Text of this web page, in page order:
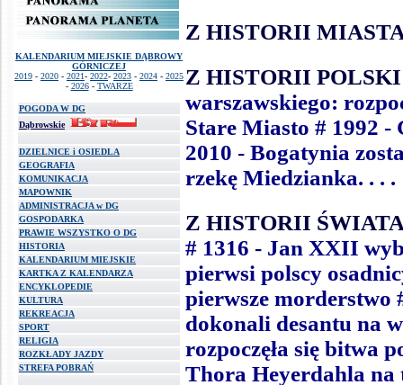
KALENDARIUM MIEJSKIE DĄBROWY
GÓRNICZEJ
2019 - 2020 - 2021- 2022- 2023 - 2024 - 2025
- 2026- TWARZE
POGODA W DG
Dąbrowskie
DZIELNICE i OSIEDLA
GEOGRAFIA
KOMUNIKACJA
MAPOWNIK
ADMINISTRACJA w DG
GOSPODARKA
PRAWIE WSZYSTKO O DG
HISTORIA
KALENDARIUM MIEJSKIE
KARTKA Z KALENDARZA
ENCYKLOPEDIE
KULTURA
REKREACJA
SPORT
RELIGIA
ROZKŁADY JAZDY
STREFA POBRAŃ
Z HISTORII
Z HISTORII
warszawskiego:
Stare Miasto # 1992 -
2010 - Bogatynia
rzekę Miedzianka. . . .
Z HISTORII
# 1316 - Jan XXII
pierwsi polscy
pierwsze morderstwo
dokonali desantu na
rozpoczęła się bitwa
Thora Heyerdahla